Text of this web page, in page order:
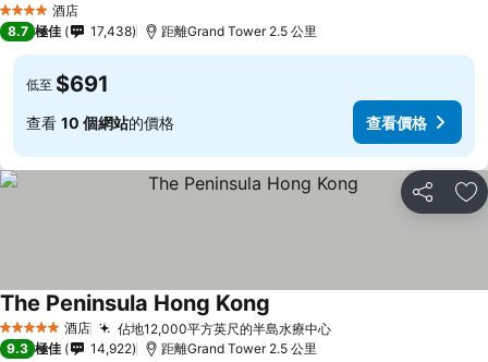
4 星級 酒店
8.7 極佳 17,438 距離Grand Tower 2.5 公里
低至 $691
查看 10 個網站的價格 查看價格
分享 放
5 星級 酒店 佔地12,000平方英尺的半島水療中心
The Peninsula Hong Kong
9.3 極佳 14,922 距離Grand Tower 2.5 公里